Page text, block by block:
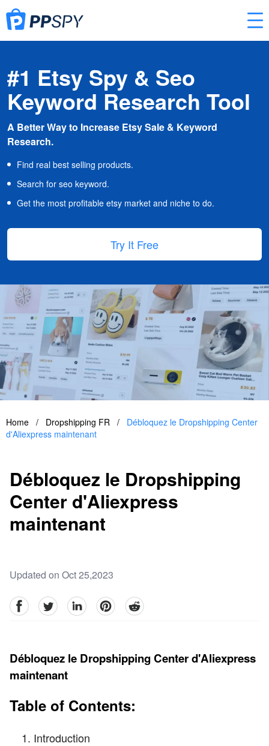
#1 Etsy Spy & Seo
Keyword Research Tool
A Better Way to Increase Etsy Sale & Keyword
Research.
Find real best selling products.
Search for seo keyword.
Get the most profitable etsy market and niche to do.
Try It Free
Home / Dropshipping FR /
Débloquez le Dropshipping Center
d'Aliexpress maintenant
Débloquez le Dropshipping
Center d'Aliexpress
maintenant
Updated on Oct 25,2023
facebookTwitter linkedinpinterestreddit
Débloquez le Dropshipping Center d'Aliexpress
maintenant
Table of Contents:
Introduction